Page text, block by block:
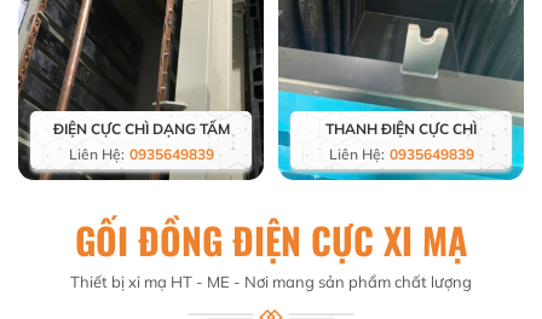
ĐIỆN CỰC CHÌ DẠNG TẤM
Liên Hệ: 0935649839
THANH ĐIỆN CỰC CHÌ
Liên Hệ: 0935649839
GỐI ĐỒNG ĐIỆN CỰC XI MẠ
Thiết bị xi mạ HT - ME - Nơi mang sản phẩm chất lượng